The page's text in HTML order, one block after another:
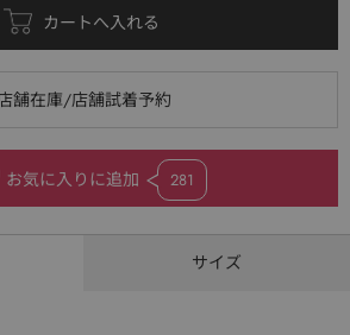
お気に入りに追加 281
サイズ